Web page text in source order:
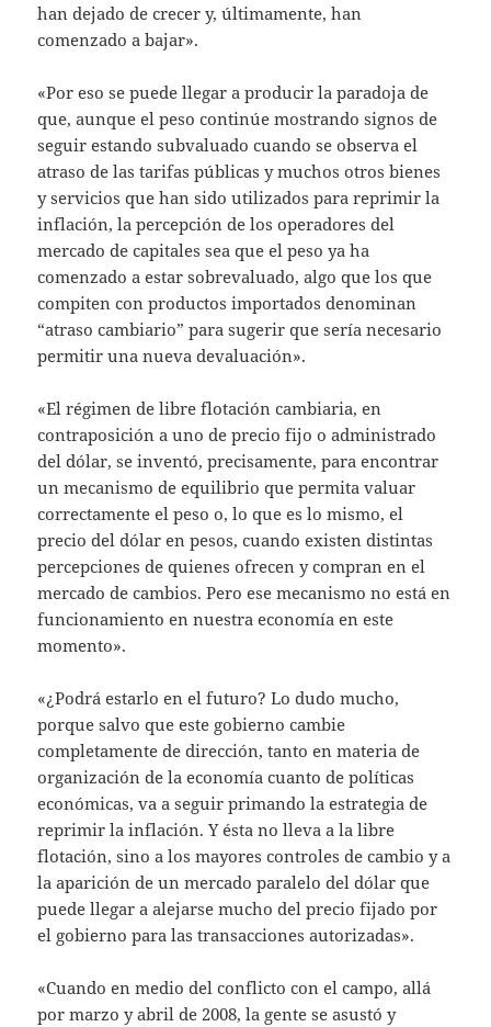
han dejado de crecer y, últimamente, han
comenzado a bajar».
«Por eso se puede llegar a producir la paradoja de
que, aunque el peso continúe mostrando signos de
seguir estando subvaluado cuando se observa el
atraso de las tarifas públicas y muchos otros bienes
y servicios que han sido utilizados para reprimir la
inflación, la percepción de los operadores del
mercado de capitales sea que el peso ya ha
comenzado a estar sobrevaluado, algo que los que
compiten con productos importados denominan
“atraso cambiario” para sugerir que sería necesario
permitir una nueva devaluación».
«El régimen de libre flotación cambiaria, en
contraposición a uno de precio fijo o administrado
del dólar, se inventó, precisamente, para encontrar
un mecanismo de equilibrio que permita valuar
correctamente el peso o, lo que es lo mismo, el
precio del dólar en pesos, cuando existen distintas
percepciones de quienes ofrecen y compran en el
mercado de cambios. Pero ese mecanismo no está en
funcionamiento en nuestra economía en este
momento».
«¿Podrá estarlo en el futuro? Lo dudo mucho,
porque salvo que este gobierno cambie
completamente de dirección, tanto en materia de
organización de la economía cuanto de políticas
económicas, va a seguir primando la estrategia de
reprimir la inflación. Y ésta no lleva a la libre
flotación, sino a los mayores controles de cambio y a
la aparición de un mercado paralelo del dólar que
puede llegar a alejarse mucho del precio fijado por
el gobierno para las transacciones autorizadas».
«Cuando en medio del conflicto con el campo, allá
por marzo y abril de 2008, la gente se asustó y